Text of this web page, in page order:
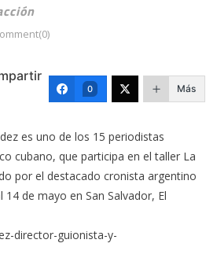
0 Más
es uno de los 15 periodistas
cubano, que participa en el taller La
por el destacado cronista argentino
de mayo en San Salvador, El